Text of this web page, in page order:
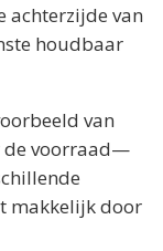
achterzijde van
houdbaar
van
de voorraad—
makkelijk door